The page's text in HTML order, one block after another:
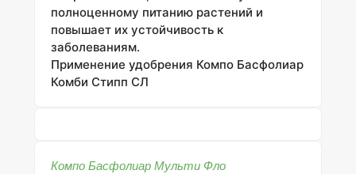
полноценному питанию растений и
повышает их устойчивость к
заболеваниям.
Применение удобрения Компо Басфолиар
Комби Стипп СЛ
Компо Басфолиар Мульти Фло